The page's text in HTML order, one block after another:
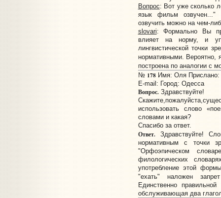
Вопрос: Вот уже сколько
язык фильм озвучен..."
озвучить можно на чем-
slovari: Формально Вы
влияет на норму, и
лингвистической точки
нормативными. Вероятно,
построена по аналогии с
№ 178Имя: Oля Прислано:
E-mail: Город: Одесса
Вопрос.Здравствуйте!
использовать слово
словами и какая?
Спасибо за ответ.
Ответ.Здравствуйте!
нормативным с точки
"Орфоэпическом
филологических
употребление этой
"ехать" наложен
Единственно
обслуживающая два